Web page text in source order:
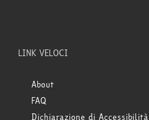
LINK VELOCI
About
FAQ
Dichiarazione di Accessibilità